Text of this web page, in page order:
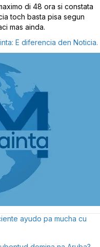
di 48 ora si constata
toch basta pisa segun
mas ainda.
E diferencia den Noticia.
ayudo pa mucha cu